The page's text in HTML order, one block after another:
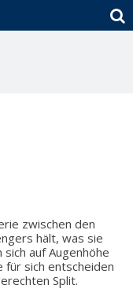
zwischen den
hält, was sie
auf Augenhöhe
sich entscheiden
Split.